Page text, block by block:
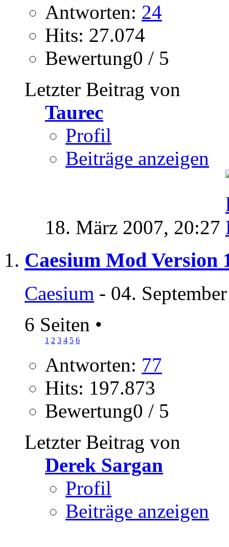
Antworten: 24
Hits: 27.074
Bewertung0 / 5
Letzter Beitrag von
Taurec
Profil
Beiträge anzeigen
18. März 2007, 20:27
Caesium Mod Version
Caesium - 04.
6 Seiten •
1 2 3 4 5 6
Antworten: 77
Hits: 197.873
Bewertung0 / 5
Letzter Beitrag von
Derek Sargan
Profil
Beiträge anzeigen